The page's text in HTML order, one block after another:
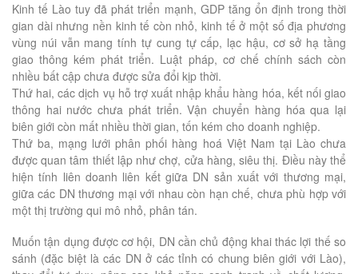
Kinh tế Lào tuy đã phát triển mạnh, GDP tăng ổn định trong thời
gian dài nhưng nền kinh tế còn nhỏ, kinh tế ở một số địa phương
vùng núi vẫn mang tính tự cung tự cấp, lạc hậu, cơ sở hạ tầng
giao thông kém phát triển. Luật pháp, cơ chế chính sách còn
nhiều bất cập chưa được sửa đổi kịp thời.
Thứ hai, các dịch vụ hỗ trợ xuất nhập khẩu hàng hóa, kết nối giao
thông hai nước chưa phát triển. Vận chuyển hàng hóa qua lại
biên giới còn mất nhiều thời gian, tốn kém cho doanh nghiệp.
Thứ ba, mạng lưới phân phối hàng hoá Việt Nam tại Lào chưa
được quan tâm thiết lập như chợ, cửa hàng, siêu thị. Điều này thể
hiện tính liên doanh liên kết giữa DN sản xuất với thương mại,
giữa các DN thương mại với nhau còn hạn chế, chưa phù hợp với
một thị trường qui mô nhỏ, phân tán.
Muốn tận dụng được cơ hội, DN cần chủ động khai thác lợi thế so
sánh (đặc biệt là các DN ở các tỉnh có chung biên giới với Lào),